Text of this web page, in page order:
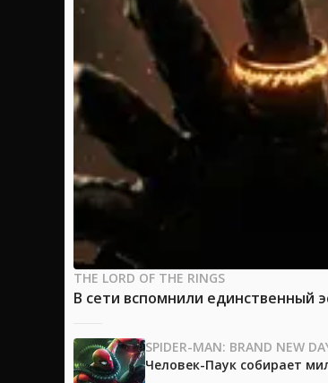
THE LORD OF THE RINGS
В сети вспомнили единственный
SPIDER-MAN: BRAND NEW
Человек-Паук собирает